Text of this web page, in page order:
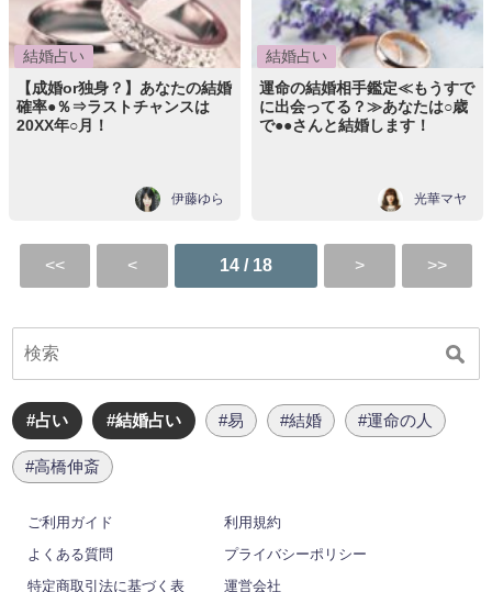
結婚占い
【成婚or独身？】あなたの結婚
確率●％⇒ラストチャンスは
20XX年○月！
伊藤ゆら
結婚占い
運命の結婚相手鑑定≪もうすで
に出会ってる？≫あなたは○歳
で●●さんと結婚します！
光華マヤ
14 / 18
#占い #結婚占い #易 #結婚 #運命の人
#高橋伸斎
ご利用ガイド
利用規約
よくある質問
プライバシーポリシー
特定商取引法に基づく表
運営会社